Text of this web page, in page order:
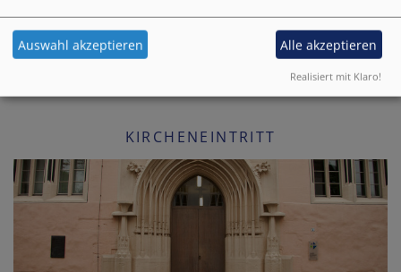
KIRCHENEINTRITT
Auswahl akzeptieren Alle akzeptieren
Realisiert mit Klaro!